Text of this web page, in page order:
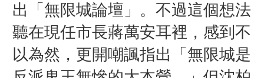
出「無限城論壇」。不過這個想法
聽在現任市長蔣萬安耳裡，感到不
以為然，更開嘲諷指出「無限城是